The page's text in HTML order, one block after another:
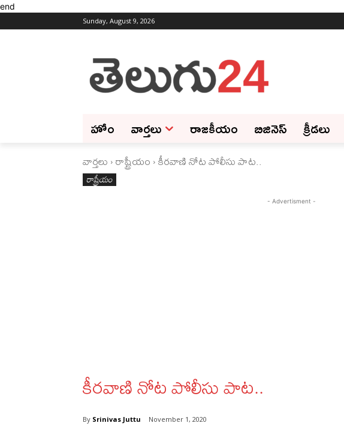
end
Sunday, August 9, 2026
హోం వార్తలు రాజకీయం బిజినెస్‌ క్రీడలు
వార్తలు రాష్ట్రీయం కీరవాణి నోట పోలీసు పాట..
రాష్ట్రీయం
- Advertisment -
కీరవాణి నోట పోలీసు పాట..
By Srinivas Juttu November 1, 2020